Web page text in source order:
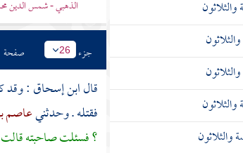
والثلاثون
والثلاثون
والثلاثون
والثلاثون
والثلاثون
الذهبي - شمس الدين
جزء 26 صفحة
قالابن إسحاق: وقد
فقتله . وحدثنيعاصم
؟ فسئلت صاحبته